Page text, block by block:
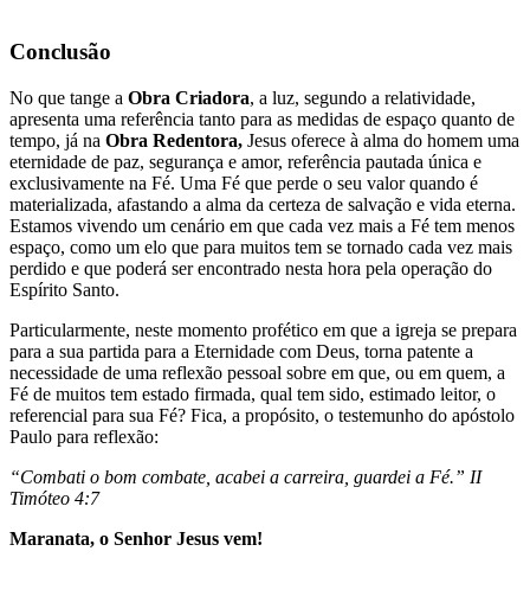
Conclusão
No que tange a Obra Criadora, a luz, segundo a relatividade,
apresenta uma referência tanto para as medidas de espaço quanto de
tempo, já na Obra Redentora, Jesus oferece à alma do homem uma
eternidade de paz, segurança e amor, referência pautada única e
exclusivamente na Fé. Uma Fé que perde o seu valor quando é
materializada, afastando a alma da certeza de salvação e vida eterna.
Estamos vivendo um cenário em que cada vez mais a Fé tem menos
espaço, como um elo que para muitos tem se tornado cada vez mais
perdido e que poderá ser encontrado nesta hora pela operação do
Espírito Santo.
Particularmente, neste momento profético em que a igreja se prepara
para a sua partida para a Eternidade com Deus, torna patente a
necessidade de uma reflexão pessoal sobre em que, ou em quem, a
Fé de muitos tem estado firmada, qual tem sido, estimado leitor, o
referencial para sua Fé? Fica, a propósito, o testemunho do apóstolo
Paulo para reflexão:
“Combati o bom combate, acabei a carreira, guardei a Fé.” II
Timóteo 4:7
Maranata, o Senhor Jesus vem!